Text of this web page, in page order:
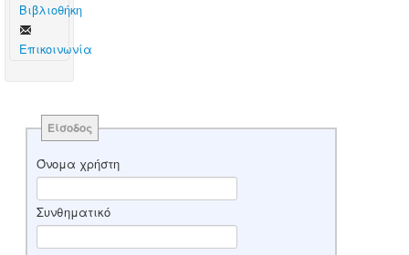
Βιβλιοθήκη
Επικοινωνία
Είσοδος
Όνομα χρήστη
Συνθηματικό